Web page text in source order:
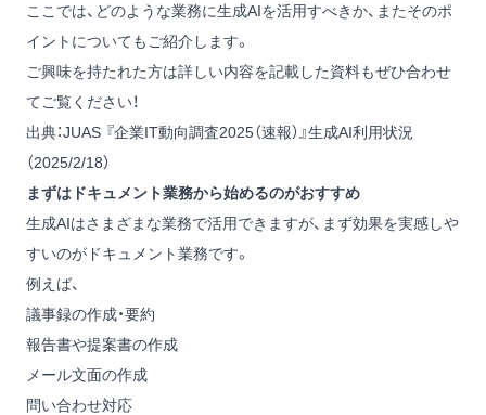
ここでは、どのような業務に生成AIを活用すべきか、またそのポ
イントについてもご紹介します。
ご興味を持たれた方は詳しい内容を記載した資料もぜひ合わせ
てご覧ください！
出典：JUAS 『企業IT動向調査2025（速報）』生成AI利用状況
（2025/2/18）
まずはドキュメント業務から始めるのがおすすめ
生成AIはさまざまな業務で活用できますが、まず効果を実感しや
すいのがドキュメント業務です。
例えば、
議事録の作成・要約
報告書や提案書の作成
メール文面の作成
問い合わせ対応